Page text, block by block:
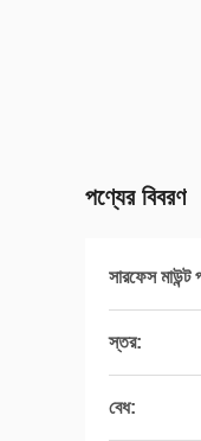
পণ্যের বিবরণ
সারফেস মাউন্ট
স্তর:
বেধ: